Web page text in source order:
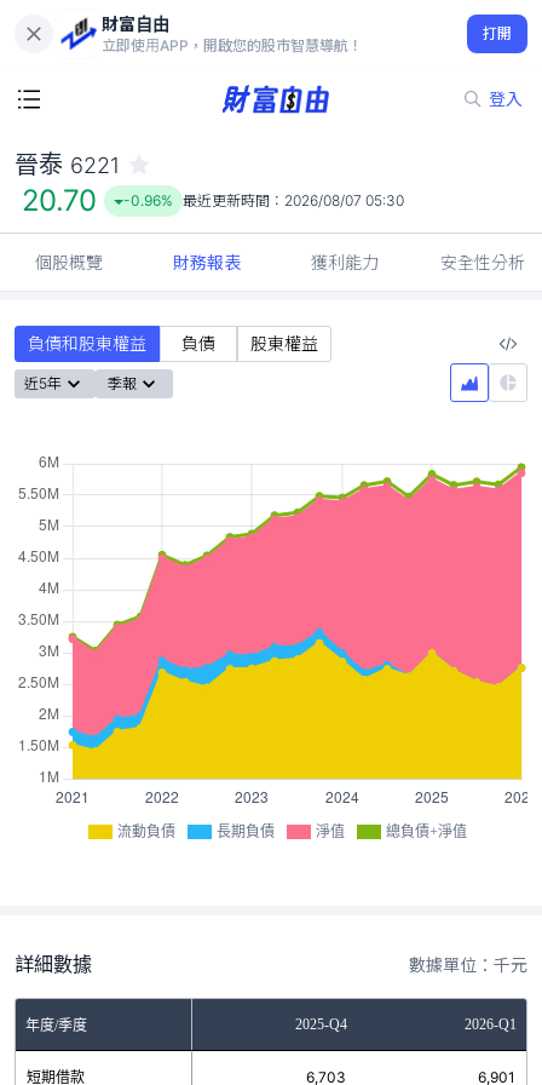
財富自由
立即使用APP，開啟您的股市智慧導航！
打開
登入
20.70
-0.96%
晉泰 6221
20.70 -0.96% 最近更新時間： 2026/08/07 05:30
個股概覽 財務報表 獲利能力 安全性分析
負債和股東權益 負債 股東權益
近5年 季報
流動負債 長期負債 淨值 總負債+淨值
詳細數據 數據單位：千元
年度/季度 2025-Q4 2026-Q1
短期借款 6,703 6,901